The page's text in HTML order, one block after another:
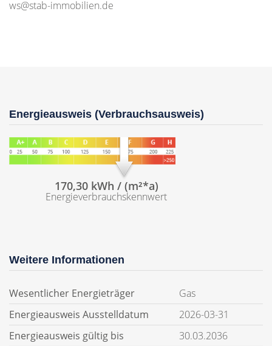
ws@stab-immobilien.de
Energieausweis (Verbrauchsausweis)
170,30 kWh / (m²*a)
Energieverbrauchskennwert
Weitere Informationen
Wesentlicher Energieträger
Gas
Energieausweis Ausstelldatum
2026-03-31
Energieausweis gültig bis
30.03.2036